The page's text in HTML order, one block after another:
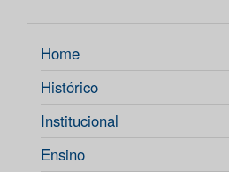
Home
Histórico
Institucional
Ensino